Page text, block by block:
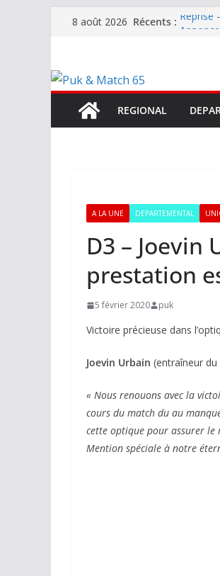
Passer8 août 2026 Récents : Reprise
terrain
REGIONAL
A LA UNE DEPARTEMENTAL
D3 – Joevin
prestation
5 février 2020 puk
Victoire précieuse dans
Joevin Urbain (entraîneur
« Nous renouons avec la
cours du match du au
cette optique pour assurer le
Mention spéciale à notre